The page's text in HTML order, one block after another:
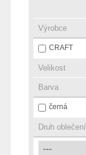
Výrobce
CRAFT
Velikost
Barva
černá
Druh oblečení